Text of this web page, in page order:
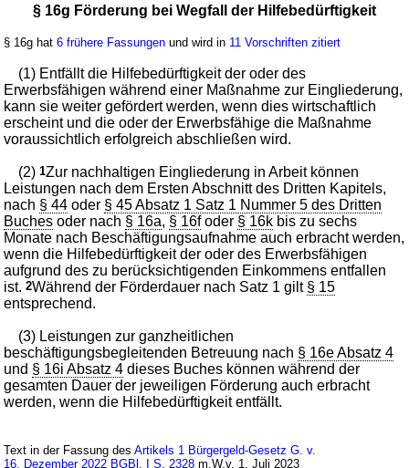
§ 16g Förderung bei Wegfall der Hilfebedürftigkeit
§ 16g hat6 frühere Fassungen und wird in 11 Vorschriften zitiert
(1) Entfällt die Hilfebedürftigkeit der oder des
Erwerbsfähigen während einer Maßnahme zur Eingliederung,
kann sie weiter gefördert werden, wenn dies wirtschaftlich
erscheint und die oder der Erwerbsfähige die Maßnahme
voraussichtlich erfolgreich abschließen wird.
(2)1Zur nachhaltigen Eingliederung in Arbeit können
Leistungen nach dem Ersten Abschnitt des Dritten Kapitels,
nach § 44 oder § 45 Absatz 1 Satz 1 Nummer 5 des Dritten
Buches oder nach § 16a, § 16foder § 16k bis zu sechs
Monate nach Beschäftigungsaufnahme auch erbracht werden,
wenn die Hilfebedürftigkeit der oder des Erwerbsfähigen
aufgrund des zu berücksichtigenden Einkommens entfallen
ist.2Während der Förderdauer nach Satz 1 gilt § 15
entsprechend.
(3) Leistungen zur ganzheitlichen
beschäftigungsbegleitenden Betreuung nach § 16e Absatz 4
und § 16i Absatz 4 dieses Buches können während der
gesamten Dauer der jeweiligen Förderung auch erbracht
werden, wenn die Hilfebedürftigkeit entfällt.
Text in der Fassung desArtikels 1 Bürgergeld-Gesetz G. v.
16. Dezember 2022 BGBl. I S. 2328 m.W.v. 1. Juli 2023